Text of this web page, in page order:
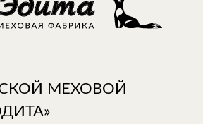
МЕХОВОЙ